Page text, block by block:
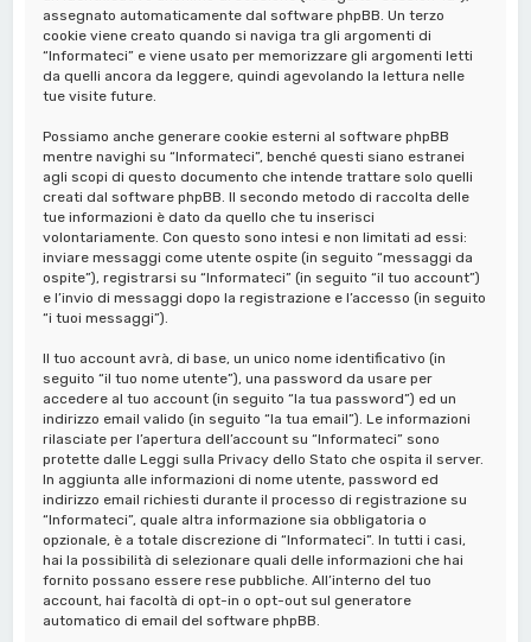
assegnato automaticamente dal software phpBB. Un terzo
cookie viene creato quando si naviga tra gli argomenti di
“Informateci” e viene usato per memorizzare gli argomenti letti
da quelli ancora da leggere, quindi agevolando la lettura nelle
tue visite future.
Possiamo anche generare cookie esterni al software phpBB
mentre navighi su “Informateci”, benché questi siano estranei
agli scopi di questo documento che intende trattare solo quelli
creati dal software phpBB. Il secondo metodo di raccolta delle
tue informazioni è dato da quello che tu inserisci
volontariamente. Con questo sono intesi e non limitati ad essi:
inviare messaggi come utente ospite (in seguito “messaggi da
ospite”), registrarsi su “Informateci” (in seguito “il tuo account”)
e l’invio di messaggi dopo la registrazione e l’accesso (in seguito
“i tuoi messaggi”).
Il tuo account avrà, di base, un unico nome identificativo (in
seguito “il tuo nome utente”), una password da usare per
accedere al tuo account (in seguito “la tua password”) ed un
indirizzo email valido (in seguito “la tua email”). Le informazioni
rilasciate per l’apertura dell’account su “Informateci” sono
protette dalle Leggi sulla Privacy dello Stato che ospita il server.
In aggiunta alle informazioni di nome utente, password ed
indirizzo email richiesti durante il processo di registrazione su
“Informateci”, quale altra informazione sia obbligatoria o
opzionale, è a totale discrezione di “Informateci”. In tutti i casi,
hai la possibilità di selezionare quali delle informazioni che hai
fornito possano essere rese pubbliche. All’interno del tuo
account, hai facoltà di opt-in o opt-out sul generatore
automatico di email del software phpBB.